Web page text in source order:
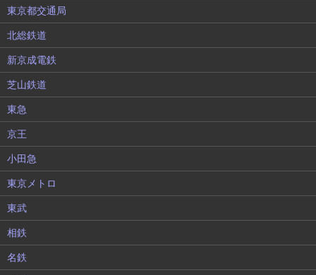
東京都交通局
北総鉄道
新京成電鉄
芝山鉄道
東急
京王
小田急
東京メトロ
東武
相鉄
名鉄